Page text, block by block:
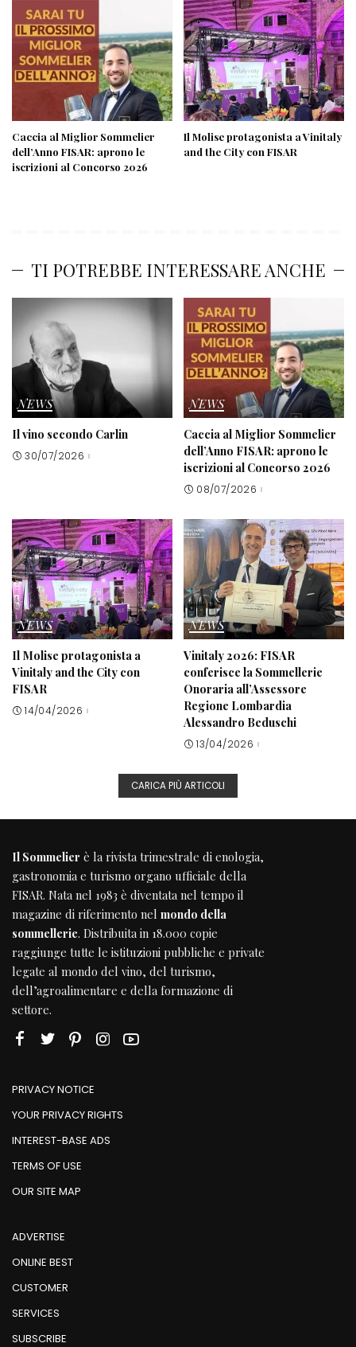
Caccia al Miglior Sommelier
dell’Anno FISAR: aprono le
iscrizioni al Concorso 2026
Il Molise protagonista a Vinitaly
and the City con FISAR
TI POTREBBE INTERESSARE ANCHE
NEWS
Il vino secondo Carlin
30/07/2026
NEWS
Caccia al Miglior Sommelier
dell’Anno FISAR: aprono le
iscrizioni al Concorso 2026
08/07/2026
NEWS
Il Molise protagonista a
Vinitaly and the City con
FISAR
14/04/2026
NEWS
Vinitaly 2026: FISAR
conferisce la Sommellerie
Onoraria all’Assessore
Regione Lombardia
Alessandro Beduschi
13/04/2026
CARICA PIÙ ARTICOLI
Il Sommelier è la rivista trimestrale di enologia,
gastronomia e turismo organo ufficiale della
FISAR. Nata nel 1983 è diventata nel tempo il
magazine di riferimento nel mondo della
sommellerie. Distribuita in 18.000 copie
raggiunge tutte le istituzioni pubbliche e private
legate al mondo del vino, del turismo,
dell’agroalimentare e della formazione di
settore.
PRIVACY NOTICE
YOUR PRIVACY RIGHTS
INTEREST-BASE ADS
TERMS OF USE
OUR SITE MAP
ADVERTISE
ONLINE BEST
CUSTOMER
SERVICES
SUBSCRIBE